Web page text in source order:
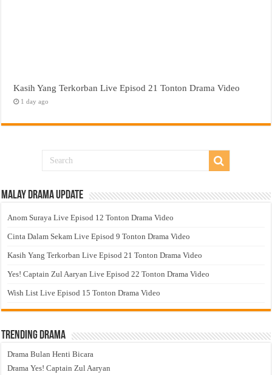
Kasih Yang Terkorban Live Episod 21 Tonton Drama Video
1 day ago
Malay Drama Update
Anom Suraya Live Episod 12 Tonton Drama Video
Cinta Dalam Sekam Live Episod 9 Tonton Drama Video
Kasih Yang Terkorban Live Episod 21 Tonton Drama Video
Yes! Captain Zul Aaryan Live Episod 22 Tonton Drama Video
Wish List Live Episod 15 Tonton Drama Video
Trending Drama
Drama Bulan Henti Bicara
Drama Yes! Captain Zul Aaryan